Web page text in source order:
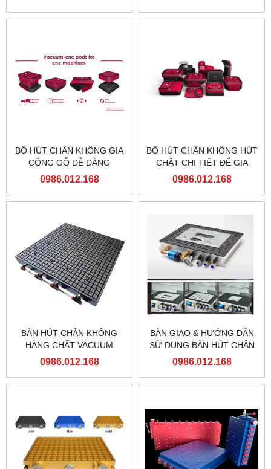
BỘ HÚT CHÂN KHÔNG GIA
CÔNG GỖ DỄ DÀNG
NHANH CHÓNG
0986.012.168
BỘ HÚT CHÂN KHÔNG HÚT
CHẶT CHI TIẾT ĐỂ GIA
CÔNG
0986.012.168
BÀN HÚT CHÂN KHÔNG
HÀNG CHẤT VACUUM
CHUCK
0986.012.168
BÀN GIAO & HƯỚNG DẪN
SỬ DỤNG BÀN HÚT CHÂN
KHÔNG LỖ TRÒN GIA
0986.012.168